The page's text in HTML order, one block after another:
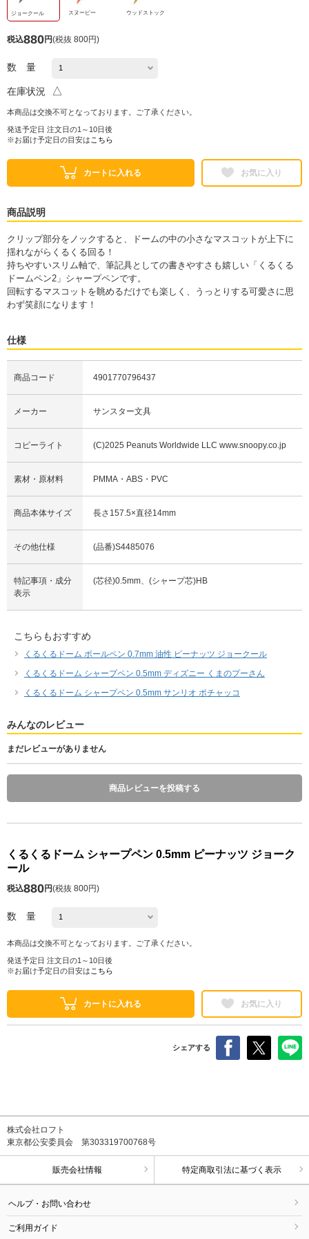
ジョークール スヌーピー ウッドストック
税込880円(税抜 800円)
数 量
在庫状況 △
本商品は交換不可となっております。ご了承ください。
発送予定日 注文日の1～10日後
※お届け予定日の目安は こちら
カートに入れる お気に入り
商品説明
クリップ部分をノックすると、ドームの中の小さなマスコットが上下に
揺れながらくるくる回る！
持ちやすいスリム軸で、筆記具としての書きやすさも嬉しい「くるくる
ドームペン2」シャープペンです。
回転するマスコットを眺めるだけでも楽しく、うっとりする可愛さに思
わず笑顔になります！
仕様
商品コード 4901770796437
メーカー サンスター文具
コピーライト (C)2025 Peanuts Worldwide LLC www.snoopy.co.jp
素材・原材料 PMMA・ABS・PVC
商品本体サイズ 長さ157.5×直径14mm
その他仕様 (品番)S4485076
特記事項・成分
表示
(芯径)0.5mm、(シャープ芯)HB
こちらもおすすめ
くるくるドーム ボールペン 0.7mm 油性 ピーナッツ ジョークール
くるくるドーム シャープペン 0.5mm ディズニー くまのプーさん
くるくるドーム シャープペン 0.5mm サンリオ ポチャッコ
みんなのレビュー
まだレビューがありません
商品レビューを投稿する
くるくるドーム シャープペン 0.5mm ピーナッツ ジョーク
ール
税込880円(税抜 800円)
数 量
本商品は交換不可となっております。ご了承ください。
発送予定日 注文日の1～10日後
※お届け予定日の目安は こちら
カートに入れる お気に入り
シェアする
株式会社ロフト
東京都公安委員会 第303319700768号
販売会社情報 特定商取引法に基づく表示
ヘルプ・お問い合わせ
ご利用ガイド